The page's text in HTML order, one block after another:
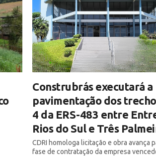
Construbrás executará a
pavimentação dos
4 da ERS-483 entre
Rios do Sul e Três
CDRI homologa licitação e obra avança
fase de contratação da empresa